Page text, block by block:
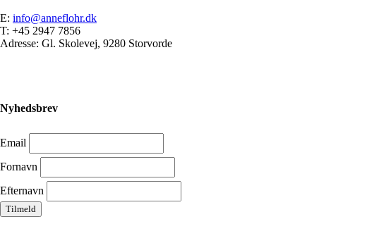
E: info@anneflohr.dk
T: +45 2947 7856
Adresse: Gl. Skolevej, 9280 Storvorde
Nyhedsbrev
Email
Fornavn
Efternavn